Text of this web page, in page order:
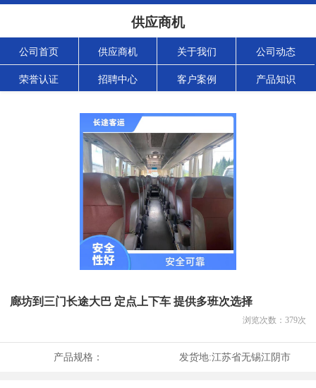
供应商机
公司首页 供应商机 关于我们 公司动态
荣誉认证 招聘中心 客户案例 产品知识
廊坊到三门长途大巴 定点上下车 提供多班次选择
浏览次数： 379次
产品规格： 发货地:江苏省无锡江阴市